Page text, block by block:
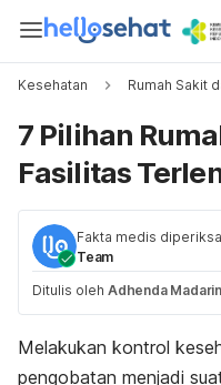
Kesehatan Rumah Sakit
7 Pilihan
Fasilitas
Fakta medis
Team
Ditulis oleh Adhenda
Melakukan kontrol
pengobatan menjadi